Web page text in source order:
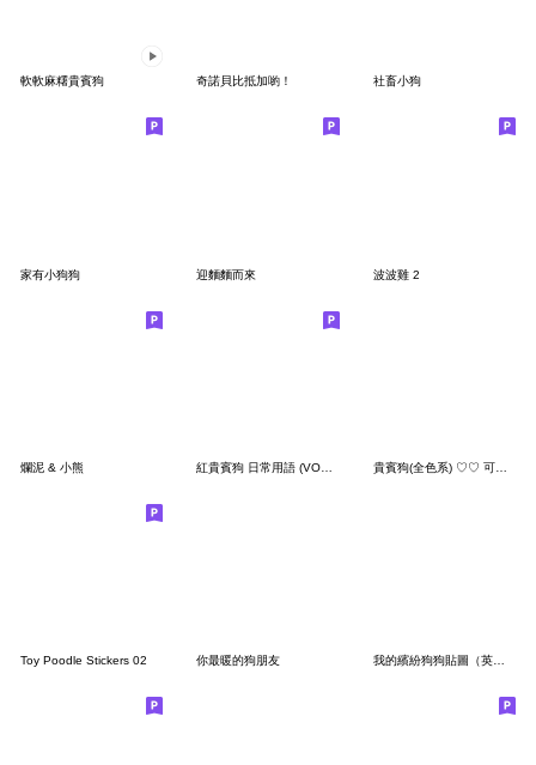
軟軟麻糬貴賓狗 奇諾貝比抵加喲！ 社畜小狗
家有小狗狗 迎麵麵而來 波波雞 2
爛泥 & 小熊 貴賓狗(全色系) ♡♡ 可愛撒嬌實用日常
Toy Poodle Stickers 02 你最暖的狗朋友 我的繽紛狗狗貼圖（英文版）